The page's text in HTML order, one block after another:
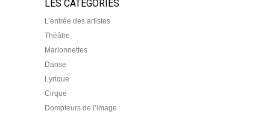
LES CATEGORIES
L’entrée des artistes
Théâtre
Marionnettes
Danse
Lyrique
Cirque
Dompteurs de l’image